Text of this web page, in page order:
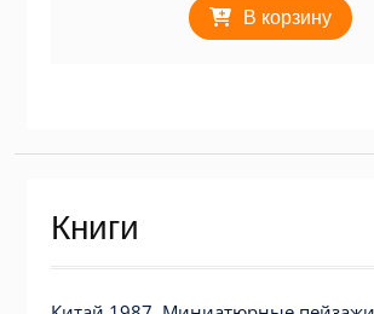
В корзину
Книги